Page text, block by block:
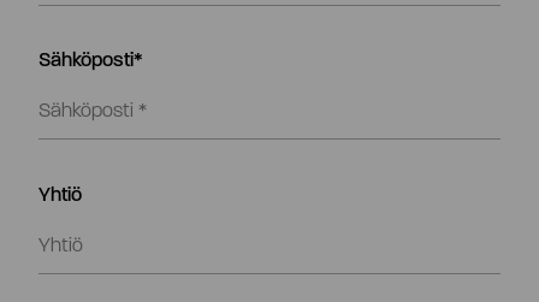
Sähköposti*
Yhtiö